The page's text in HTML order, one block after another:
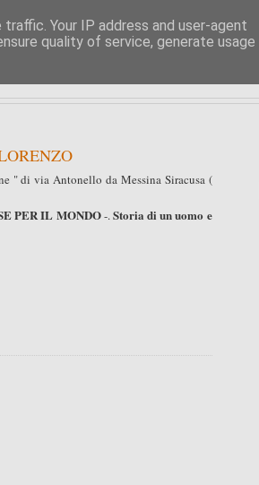
" di via Antonello da Messina Siracusa (
PER IL MONDO-.Storia di un uomo e
Your IP address and user-agent
quality of service, generate usage